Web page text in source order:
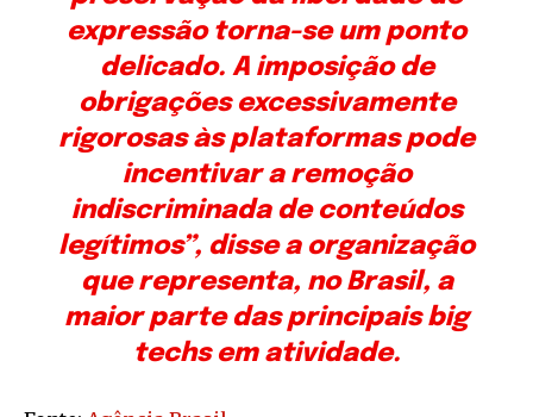
expressão torna-se um ponto
delicado. A imposição de
obrigações excessivamente
rigorosas às plataformas pode
incentivar a remoção
indiscriminada de conteúdos
legítimos”, disse a organização
que representa, no Brasil, a
maior parte das principais big
techs em atividade.